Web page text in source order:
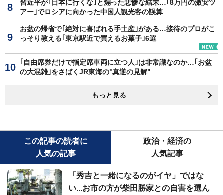
習近平が｢日本に行くな｣と煽った悲惨な結末…｢8万円の激安ツ
アー｣でロシアに向かった中国人観光客の誤算
お盆の帰省で｢絶対に喜ばれる手土産｣がある…接待のプロがこ
っそり教える｢東京駅近で買えるお菓子｣6選
｢自由席券だけで指定席車両に立つ人｣は非常識なのか…｢お盆
の大混雑｣をさばくJR東海の"真逆の見解"
もっと見る
この記事の読者に
人気の記事
政治・経済の
人気記事
「秀吉と一緒になるのがイヤ」ではな
い...お市の方が柴田勝家との自害を選ん